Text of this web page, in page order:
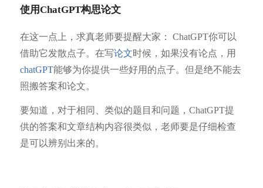
使用ChatGPT构思论文
在这一点上，求真老师要提醒大家： ChatGPT你可以
借助它发散点子。在写论文时候，如果没有论点，用
chatGPT能够为你提供一些好用的点子。但是绝不能去
照搬答案和论文。
要知道，对于相同、类似的题目和问题，ChatGPT提
供的答案和文章结构内容很类似，老师要是仔细检查
是可以辨别出来的。